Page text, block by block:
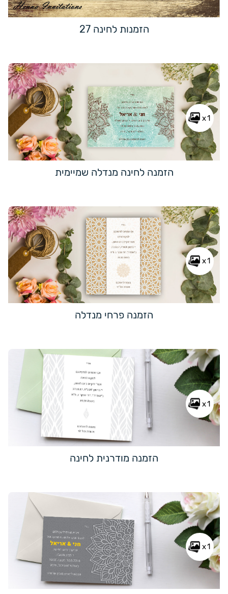
הזמנות לחינה 27
x1
הזמנה לחינה מנדלה שמיימית
x1
הזמנה פרחי מנדלה
x1
הזמנה מודרנית לחינה
x1